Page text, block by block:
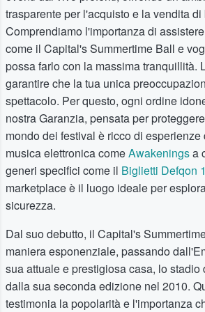
trasparente per l'acquisto e la vendita di
Comprendiamo l'importanza di
come il Capital's Summertime Ball e
possa farlo con la massima tranquillità.
garantire che la tua unica
spettacolo. Per questo, ogni ordine
nostra Garanzia, pensata per
mondo dei festival è ricco di
musica elettronica comeAwakeningsa
generi specifici come il Biglietti Defqon 1
marketplace è il luogo ideale per
sicurezza.
Dal suo debutto, il Capital's
maniera esponenziale, passando
sua attuale e prestigiosa casa, lo stadio
dalla sua seconda edizione nel 2010.
testimonia la popolarità e l'importanza